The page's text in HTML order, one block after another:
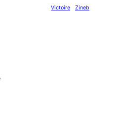
Victoire Zineb